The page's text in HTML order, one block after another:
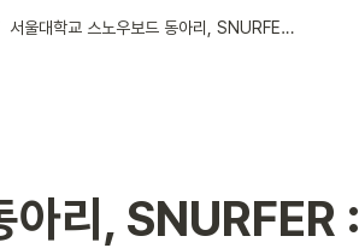
서울대학교 스노우보드 동아리, SNURFER : 포스터 및 로고 디자인
아리, SNURFER :